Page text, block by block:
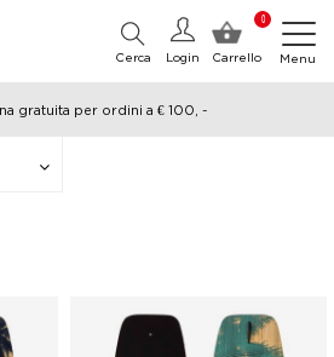
0
Carrello
Login
Cerca Menu
gratuita per ordini a € 100, -
nei giorni lavorativi, spedito lo stesso